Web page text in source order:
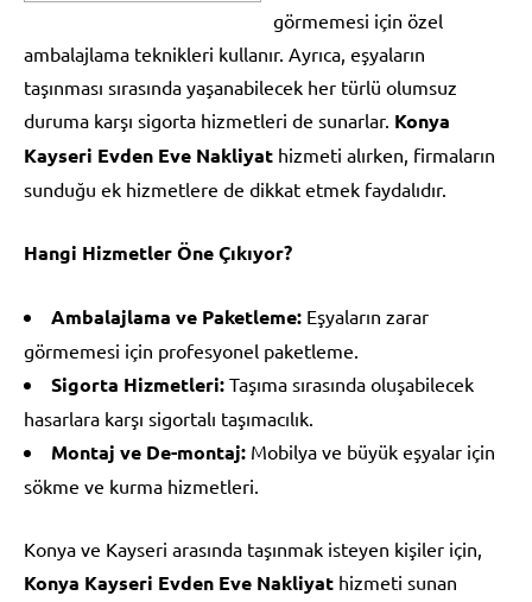
görmemesi için özel
ambalajlama teknikleri kullanır. Ayrıca, eşyaların
taşınması sırasında yaşanabilecek her türlü olumsuz
duruma karşı sigorta hizmetleri de sunarlar. Konya
Kayseri Evden Eve Nakliyat hizmeti alırken, firmaların
sunduğu ek hizmetlere de dikkat etmek faydalıdır.
Hangi Hizmetler Öne Çıkıyor?
Ambalajlama ve Paketleme: Eşyaların zarar
görmemesi için profesyonel paketleme.
Sigorta Hizmetleri: Taşıma sırasında oluşabilecek
hasarlara karşı sigortalı taşımacılık.
Montaj ve De-montaj: Mobilya ve büyük eşyalar için
sökme ve kurma hizmetleri.
Konya ve Kayseri arasında taşınmak isteyen kişiler için,
Konya Kayseri Evden Eve Nakliyat hizmeti sunan